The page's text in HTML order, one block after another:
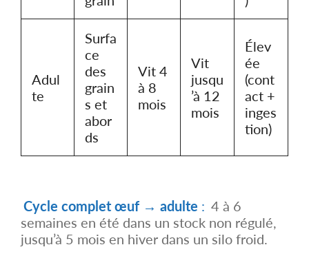
Adul
te
Surfa
ce
des
grain
s et
abor
ds
Vit 4
à 8
mois
Vit
jusqu
’à 12
mois
Élev
ée
(cont
act +
inges
tion)
Cycle complet œuf → adulte : 4 à 6
semaines en été dans un stock non régulé,
jusqu’à 5 mois en hiver dans un silo froid.